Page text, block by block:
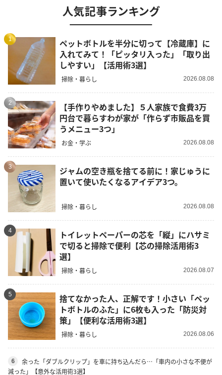
人気記事ランキング
1
ペットボトルを半分に切って【冷蔵庫】に
入れてみて！「ピッタリ入った」「取り出
しやすい」【活用術3選】
掃除・暮らし 2026.08.08
2
【手作りやめました】５人家族で食費3万
円台で暮らすわが家が「作らず市販品を買
うメニュー3つ」
お金・学ぶ 2026.08.08
3
ジャムの空き瓶を捨てる前に！家じゅうに
置いて使いたくなるアイデア3つ。
掃除・暮らし 2026.08.08
4
トイレットペーパーの芯を「縦」にハサミ
で切ると掃除で便利【芯の掃除活用術3
選】
掃除・暮らし 2026.08.07
5
捨てなかった人、正解です！小さい「ペッ
トボトルのふた」に6枚も入った「防災対
策」【便利な活用術3選】
掃除・暮らし 2026.08.06
6
余った「ダブルクリップ」を車に持ち込んだら…「車内の小さな不便が
減った」【意外な活用術3選】